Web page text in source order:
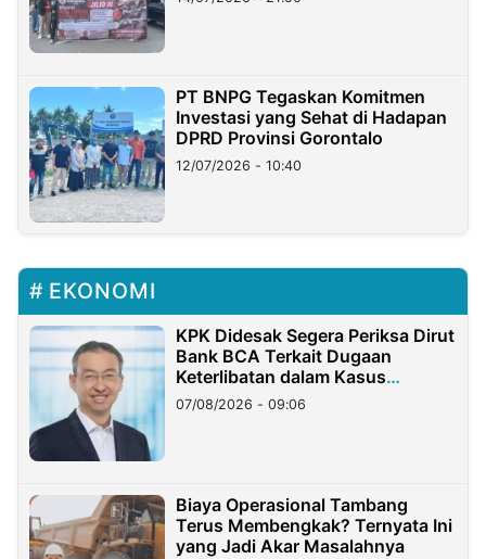
PT BNPG Tegaskan Komitmen
Investasi yang Sehat di Hadapan
DPRD Provinsi Gorontalo
12/07/2026 - 10:40
EKONOMI
KPK Didesak Segera Periksa Dirut
Bank BCA Terkait Dugaan
Keterlibatan dalam Kasus
Hilangnya Dana Nasabah Rp2,58
Miliar
07/08/2026 - 09:06
Biaya Operasional Tambang
Terus Membengkak? Ternyata Ini
yang Jadi Akar Masalahnya